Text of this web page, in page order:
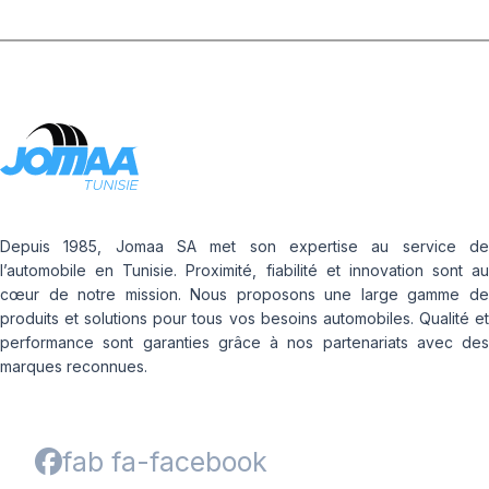
Depuis 1985, Jomaa SA met son expertise au service de
l’automobile en Tunisie. Proximité, fiabilité et innovation sont au
cœur de notre mission. Nous proposons une large gamme de
produits et solutions pour tous vos besoins automobiles. Qualité et
performance sont garanties grâce à nos partenariats avec des
marques reconnues.
fab fa-facebook